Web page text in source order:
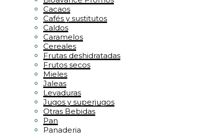
Cacaos
Cafés y sustitutos
Caldos
Caramelos
Cereales
Frutas deshidratadas
Frutos secos
Mieles
Jaleas
Levaduras
Jugos y superjugos
Otras Bebidas
Pan
Panaderia